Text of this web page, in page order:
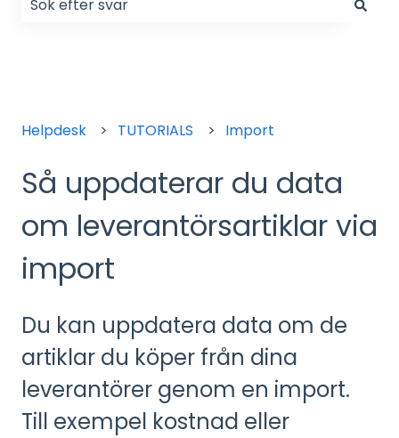
Helpdesk TUTORIALS Import
Så uppdaterar du data
om leverantörsartiklar via
import
Du kan uppdatera data om de
artiklar du köper från dina
leverantörer genom en import.
Till exempel kostnad eller